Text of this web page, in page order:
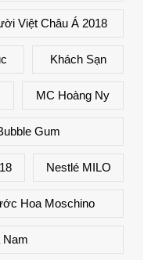
Việt Châu Á 2018
Khách Sạn
MC Hoàng Ny
Gum
Nestlé MILO
Hoa Moschino